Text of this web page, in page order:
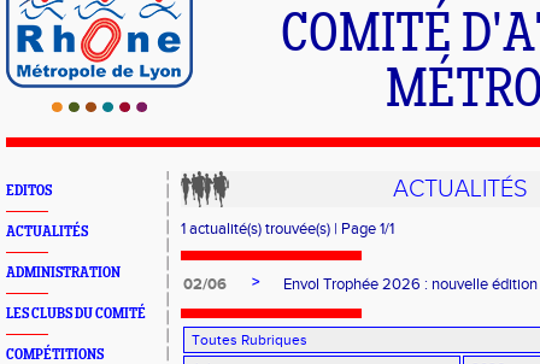
COMITÉ
EDITOS
ACTUALITÉS
ADMINISTRATION
LES CLUBS DU COMITÉ
COMPÉTITIONS
ACTUALITÉS
1 actualité(s) trouvée(s) | Page 1/1
02/06 > Envol Trophée 2026 : nouvelle